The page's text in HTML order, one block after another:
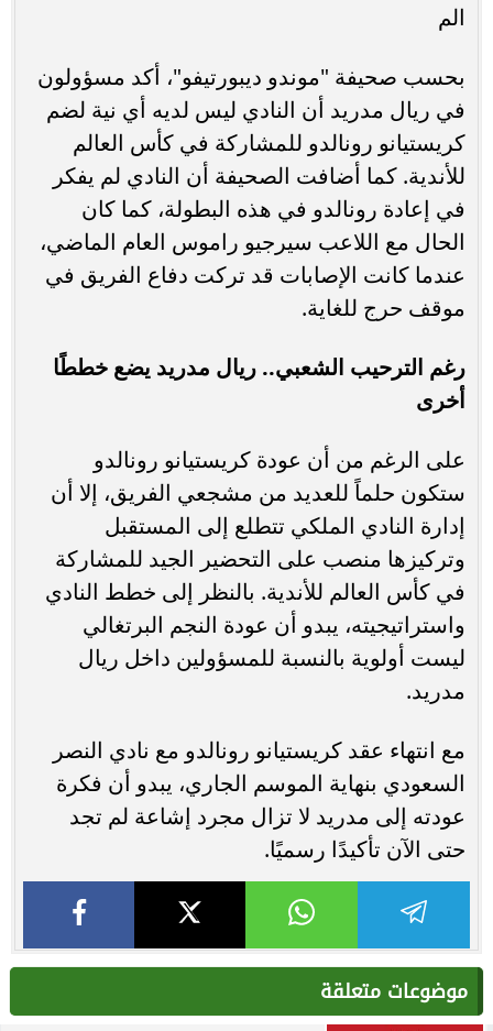
الم
بحسب صحيفة "موندو ديبورتيفو"، أكد مسؤولون
في ريال مدريد أن النادي ليس لديه أي نية لضم
كريستيانو رونالدو للمشاركة في كأس العالم
للأندية. كما أضافت الصحيفة أن النادي لم يفكر
في إعادة رونالدو في هذه البطولة، كما كان
الحال مع اللاعب سيرجيو راموس العام الماضي،
عندما كانت الإصابات قد تركت دفاع الفريق في
موقف حرج للغاية.
رغم الترحيب الشعبي.. ريال مدريد يضع خططًا
أخرى
على الرغم من أن عودة كريستيانو رونالدو
ستكون حلماً للعديد من مشجعي الفريق، إلا أن
إدارة النادي الملكي تتطلع إلى المستقبل
وتركيزها منصب على التحضير الجيد للمشاركة
في كأس العالم للأندية. بالنظر إلى خطط النادي
واستراتيجيته، يبدو أن عودة النجم البرتغالي
ليست أولوية بالنسبة للمسؤولين داخل ريال
مدريد.
مع انتهاء عقد كريستيانو رونالدو مع نادي النصر
السعودي بنهاية الموسم الجاري، يبدو أن فكرة
عودته إلى مدريد لا تزال مجرد إشاعة لم تجد
حتى الآن تأكيدًا رسميًا.
موضوعات متعلقة